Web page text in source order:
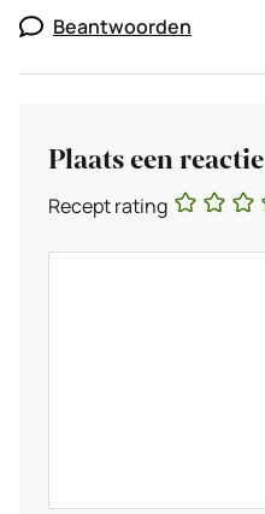
Beantwoorden
Plaats een reactie
Recept rating